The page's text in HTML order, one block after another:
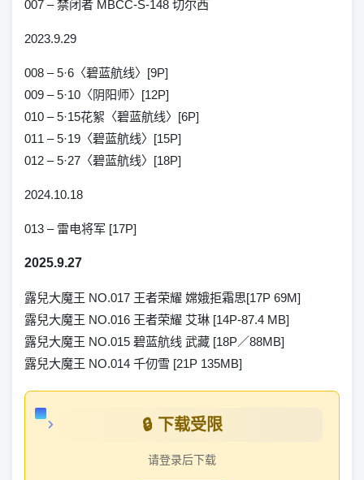
007 – 禁闭者 MBCC-S-148 切尔西
2023.9.29
008 – 5·6〈碧蓝航线〉[9P]
009 – 5·10〈阴阳师〉[12P]
010 – 5·15花絮〈碧蓝航线〉[6P]
011 – 5·19〈碧蓝航线〉[15P]
012 – 5·27〈碧蓝航线〉[18P]
2024.10.18
013 – 雷电将军 [17P]
2025.9.27
露兒大魔王 NO.017 王者荣耀 嫦娥拒霜思[17P 69M]
露兒大魔王 NO.016 王者荣耀 艾琳 [14P-87.4 MB]
露兒大魔王 NO.015 碧蓝航线 武藏 [18P／88MB]
露兒大魔王 NO.014 千仞雪 [21P 135MB]
🔒 下载受限
请登录后下载